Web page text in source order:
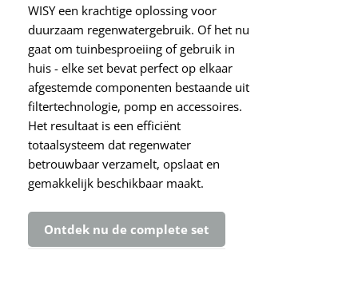
WISY een krachtige oplossing voor
duurzaam regenwatergebruik. Of het nu
gaat om tuinbesproeiing of gebruik in
huis - elke set bevat perfect op elkaar
afgestemde componenten bestaande uit
filtertechnologie, pomp en accessoires.
Het resultaat is een efficiënt
totaalsysteem dat regenwater
betrouwbaar verzamelt, opslaat en
gemakkelijk beschikbaar maakt.
Ontdek nu de complete set